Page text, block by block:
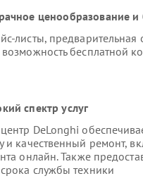
ценообразование и
листы, предварительная
бесплатной
спектр услуг
DeLonghi
и качественный ремонт,
онлайн. Также
службы техники